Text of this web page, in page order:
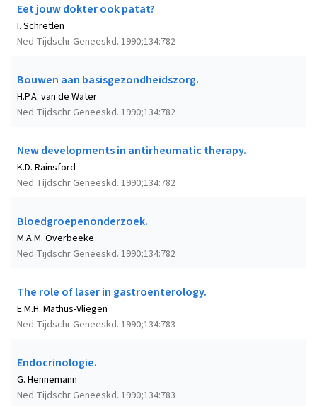
Eet jouw dokter ook patat?
Ned Tijdschr Geneeskd. 1990;134:782
I. Schretlen
Bouwen aan basisgezondheidszorg.
Ned Tijdschr Geneeskd. 1990;134:782
H.P.A. van de Water
New developments in antirheumatic therapy.
Ned Tijdschr Geneeskd. 1990;134:782
K.D. Rainsford
Bloedgroepenonderzoek.
Ned Tijdschr Geneeskd. 1990;134:782
M.A.M. Overbeeke
The role of laser in gastroenterology.
Ned Tijdschr Geneeskd. 1990;134:783
E.M.H. Mathus-Vliegen
Endocrinologie.
Ned Tijdschr Geneeskd. 1990;134:783
G. Hennemann